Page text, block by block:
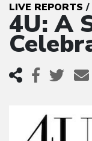
LIVE REPORTS /
4U: A